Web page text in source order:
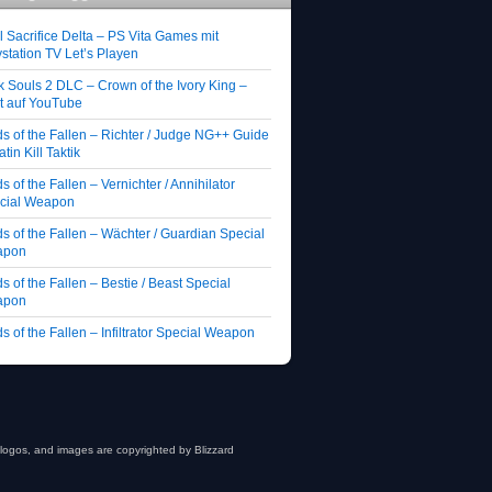
Sacrifice Delta – PS Vita Games mit
TV Let’s Playen
Souls 2 DLC – Crown of the Ivory King –
auf YouTube
of the Fallen – Richter / Judge NG++ Guide
Kill Taktik
of the Fallen – Vernichter / Annihilator
Weapon
of the Fallen – Wächter / Guardian Special
of the Fallen – Bestie / Beast Special
of the Fallen – Infiltrator Special Weapon
and images are copyrighted by Blizzard